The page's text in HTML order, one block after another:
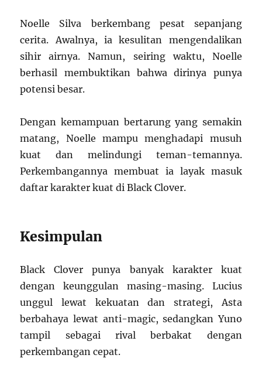
Noelle Silva berkembang pesat sepanjang
cerita. Awalnya, ia kesulitan mengendalikan
sihir airnya. Namun, seiring waktu, Noelle
berhasil membuktikan bahwa dirinya punya
potensi besar.
Dengan kemampuan bertarung yang semakin
matang, Noelle mampu menghadapi musuh
kuat dan melindungi teman-temannya.
Perkembangannya membuat ia layak masuk
daftar karakter kuat di Black Clover.
Kesimpulan
Black Clover punya banyak karakter kuat
dengan keunggulan masing-masing. Lucius
unggul lewat kekuatan dan strategi, Asta
berbahaya lewat anti-magic, sedangkan Yuno
tampil sebagai rival berbakat dengan
perkembangan cepat.